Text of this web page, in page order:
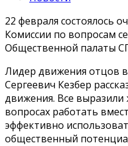
22 февраля состоялось
Комиссии по вопросам
Общественной палаты
Лидер движения отцов
Сергеевич Кезбер
движения. Все
вопросах работать
эффективно
общественный